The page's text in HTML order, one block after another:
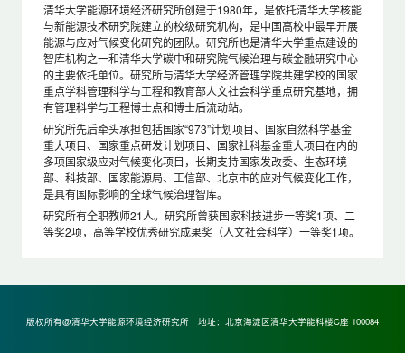
清华大学能源环境经济研究所创建于1980年，是依托清华大学核能
与新能源技术研究院建立的校级研究机构，是中国高校中最早开展
能源与应对气候变化研究的团队。研究所也是清华大学重点建设的
智库机构之一和清华大学碳中和研究院气候治理与碳金融研究中心
的主要依托单位。研究所与清华大学经济管理学院共建学校的国家
重点学科管理科学与工程和教育部人文社会科学重点研究基地，拥
有管理科学与工程博士点和博士后流动站。
研究所先后牵头承担包括国家“973”计划项目、国家自然科学基金
重大项目、国家重点研发计划项目、国家社科基金重大项目在内的
多项国家级应对气候变化项目，长期支持国家发改委、生态环境
部、科技部、国家能源局、工信部、北京市的应对气候变化工作，
是具有国际影响的全球气候治理智库。
研究所有全职教师21人。研究所曾获国家科技进步一等奖1项、二
等奖2项，高等学校优秀研究成果奖（人文社会科学）一等奖1项。
版权所有@清华大学能源环境经济研究所 地址：北京海淀区清华大学能科楼C座 100084